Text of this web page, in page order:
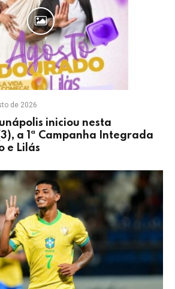
de 2026
iniciou nesta
a 1ª Campanha Integrada
e Lilás